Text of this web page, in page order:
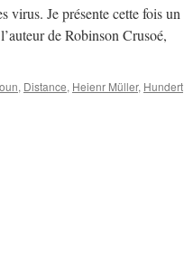
virus. Je présente cette fois un
de Robinson Crusoé,
, Distance, Heienr Müller, Hundert